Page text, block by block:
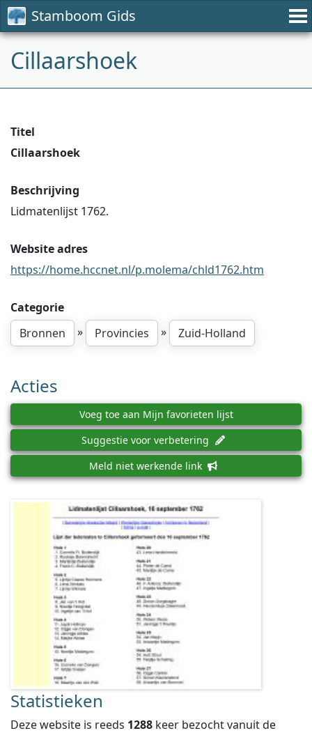
Stamboom Gids
Cillaarshoek
Titel
Cillaarshoek
Beschrijving
Lidmatenlijst 1762.
Website adres
https://home.hccnet.nl/p.molema/chld1762.htm
Categorie
Bronnen
» Provincies » Zuid-Holland
Acties
Voeg toe aan Mijn favorieten lijst
Suggestie voor verbetering
Meld niet werkende link
Statistieken
Deze website is reeds 1288 keer bezocht vanuit de